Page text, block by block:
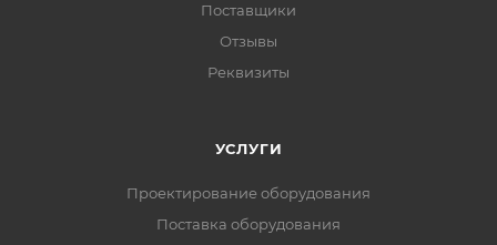
Поставщики
Отзывы
Реквизиты
УСЛУГИ
Проектирование оборудования
Поставка оборудования